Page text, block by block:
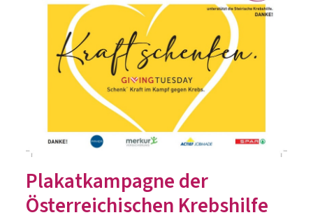
Plakatkampagne der
Österreichischen Krebshilfe